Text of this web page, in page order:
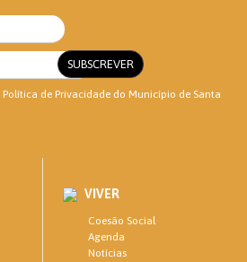
Política de Privacidade do Município de Santa
VIVER
Coesão Social
Agenda
Notícias